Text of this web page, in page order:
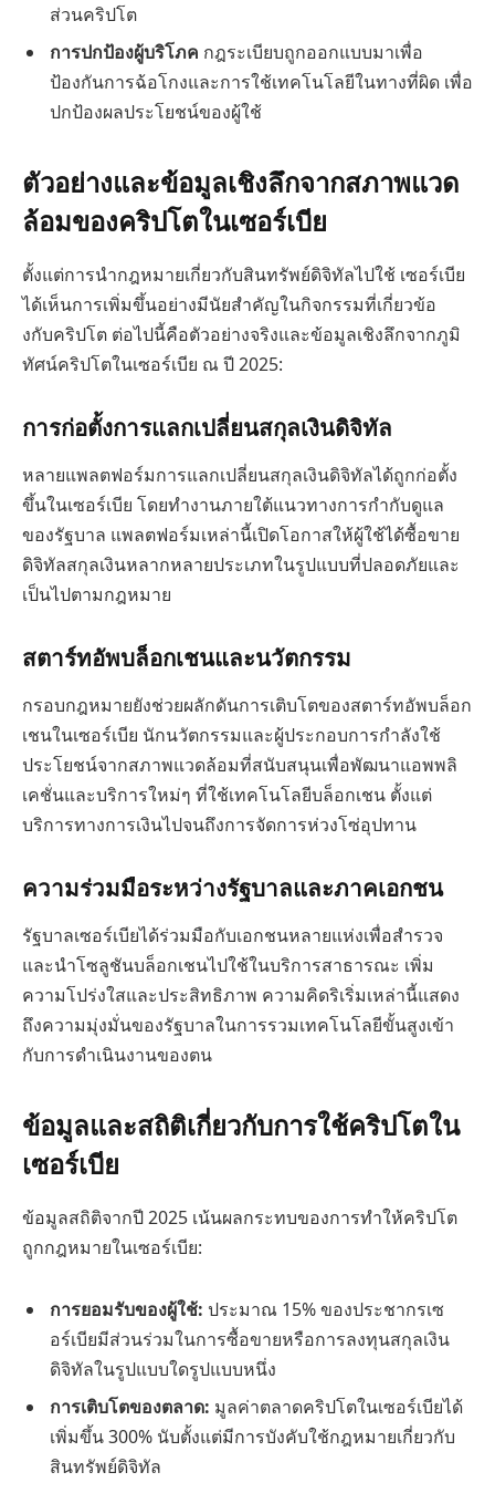
ส่วนคริปโต
การปกป้องผู้บริโภค กฎระเบียบถูกออกแบบมาเพื่อ
ป้องกันการฉ้อโกงและการใช้เทคโนโลยีในทางที่ผิด เพื่อ
ปกป้องผลประโยชน์ของผู้ใช้
ตัวอย่างและข้อมูลเชิงลึกจากสภาพแวด
ล้อมของคริปโตในเซอร์เบีย
ตั้งแต่การนำกฎหมายเกี่ยวกับสินทรัพย์ดิจิทัลไปใช้ เซอร์เบีย
ได้เห็นการเพิ่มขึ้นอย่างมีนัยสำคัญในกิจกรรมที่เกี่ยวข้อ
งกับคริปโต ต่อไปนี้คือตัวอย่างจริงและข้อมูลเชิงลึกจากภูมิ
ทัศน์คริปโตในเซอร์เบีย ณ ปี 2025:
การก่อตั้งการแลกเปลี่ยนสกุลเงินดิจิทัล
หลายแพลตฟอร์มการแลกเปลี่ยนสกุลเงินดิจิทัลได้ถูกก่อตั้ง
ขึ้นในเซอร์เบีย โดยทำงานภายใต้แนวทางการกำกับดูแล
ของรัฐบาล แพลตฟอร์มเหล่านี้เปิดโอกาสให้ผู้ใช้ได้ซื้อขาย
ดิจิทัลสกุลเงินหลากหลายประเภทในรูปแบบที่ปลอดภัยและ
เป็นไปตามกฎหมาย
สตาร์ทอัพบล็อกเชนและนวัตกรรม
กรอบกฎหมายยังช่วยผลักดันการเติบโตของสตาร์ทอัพบล็อก
เชนในเซอร์เบีย นักนวัตกรรมและผู้ประกอบการกำลังใช้
ประโยชน์จากสภาพแวดล้อมที่สนับสนุนเพื่อพัฒนาแอพพลิ
เคชั่นและบริการใหม่ๆ ที่ใช้เทคโนโลยีบล็อกเชน ตั้งแต่
บริการทางการเงินไปจนถึงการจัดการห่วงโซ่อุปทาน
ความร่วมมือระหว่างรัฐบาลและภาคเอกชน
รัฐบาลเซอร์เบียได้ร่วมมือกับเอกชนหลายแห่งเพื่อสำรวจ
และนำโซลูชันบล็อกเชนไปใช้ในบริการสาธารณะ เพิ่ม
ความโปร่งใสและประสิทธิภาพ ความคิดริเริ่มเหล่านี้แสดง
ถึงความมุ่งมั่นของรัฐบาลในการรวมเทคโนโลยีขั้นสูงเข้า
กับการดำเนินงานของตน
ข้อมูลและสถิติเกี่ยวกับการใช้คริปโตใน
เซอร์เบีย
ข้อมูลสถิติจากปี 2025 เน้นผลกระทบของการทำให้คริปโต
ถูกกฎหมายในเซอร์เบีย:
การยอมรับของผู้ใช้: ประมาณ 15% ของประชากรเซ
อร์เบียมีส่วนร่วมในการซื้อขายหรือการลงทุนสกุลเงิน
ดิจิทัลในรูปแบบใดรูปแบบหนึ่ง
การเติบโตของตลาด: มูลค่าตลาดคริปโตในเซอร์เบียได้
เพิ่มขึ้น 300% นับตั้งแต่มีการบังคับใช้กฎหมายเกี่ยวกับ
สินทรัพย์ดิจิทัล